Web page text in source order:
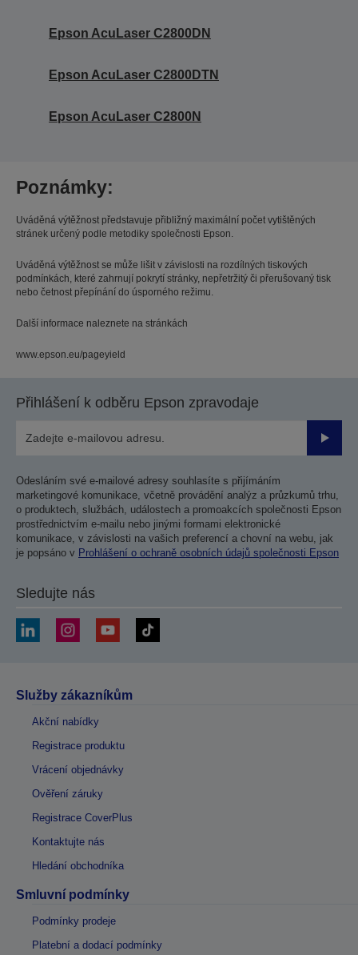
Epson AcuLaser C2800DN
Epson AcuLaser C2800DTN
Epson AcuLaser C2800N
Poznámky:
Uváděná výtěžnost představuje přibližný maximální počet vytištěných
stránek určený podle metodiky společnosti Epson.
Uváděná výtěžnost se může lišit v závislosti na rozdílných tiskových
podmínkách, které zahrnují pokrytí stránky, nepřetržitý či přerušovaný tisk
nebo četnost přepínání do úsporného režimu.
Další informace naleznete na stránkách
www.epson.eu/pageyield
Přihlášení k odběru Epson zpravodaje
Odesláním své e-mailové adresy souhlasíte s přijímáním
marketingové komunikace, včetně provádění analýz a průzkumů trhu,
o produktech, službách, událostech a promoakcích společnosti Epson
prostřednictvím e-mailu nebo jinými formami elektronické
komunikace, v závislosti na vašich preferencí a chovní na webu, jak
je popsáno v Prohlášení o ochraně osobních údajů společnosti Epson
Sledujte nás
Služby zákazníkům
Akční nabídky
Registrace produktu
Vrácení objednávky
Ověření záruky
Registrace CoverPlus
Kontaktujte nás
Hledání obchodníka
Smluvní podmínky
Podmínky prodeje
Platební a dodací podmínky